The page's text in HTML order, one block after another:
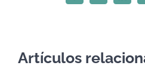
Artículos